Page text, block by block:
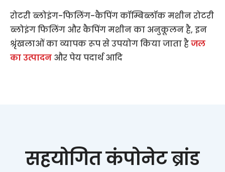
रोटरी ब्लोइंग-फिलिंग-कैपिंग कॉम्बिब्लॉक मशीन रोटरी
ब्लोइंग फिलिंग और कैपिंग मशीन का अनुकूलन है, इन
श्रृंखलाओं का व्यापक रूप से उपयोग किया जाता हैजल
का उत्पादन और पेय पदार्थ आदि
सहयोगित कंपोनेट ब्रांड